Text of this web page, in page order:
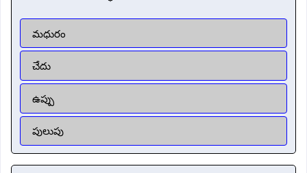
మధురం
చేదు
ఉప్పు
పులుపు